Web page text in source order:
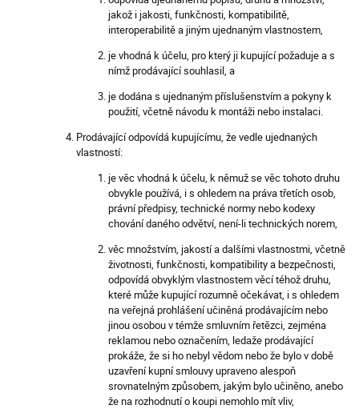
jakož i jakosti, funkčnosti, kompatibilitě,
interoperabilitě a jiným ujednaným vlastnostem,
je vhodná k účelu, pro který ji kupující požaduje a s
nímž prodávající souhlasil, a
je dodána s ujednaným příslušenstvím a pokyny k
použití, včetně návodu k montáži nebo instalaci.
Prodávající odpovídá kupujícímu, že vedle ujednaných
vlastností:
je věc vhodná k účelu, k němuž se věc tohoto druhu
obvykle používá, i s ohledem na práva třetích osob,
právní předpisy, technické normy nebo kodexy
chování daného odvětví, není-li technických norem,
věc množstvím, jakostí a dalšími vlastnostmi, včetně
životnosti, funkčnosti, kompatibility a bezpečnosti,
odpovídá obvyklým vlastnostem věcí téhož druhu,
které může kupující rozumně očekávat, i s ohledem
na veřejná prohlášení učiněná prodávajícím nebo
jinou osobou v témže smluvním řetězci, zejména
reklamou nebo označením, ledaže prodávající
prokáže, že si ho nebyl vědom nebo že bylo v době
uzavření kupní smlouvy upraveno alespoň
srovnatelným způsobem, jakým bylo učiněno, anebo
že na rozhodnutí o koupi nemohlo mít vliv,